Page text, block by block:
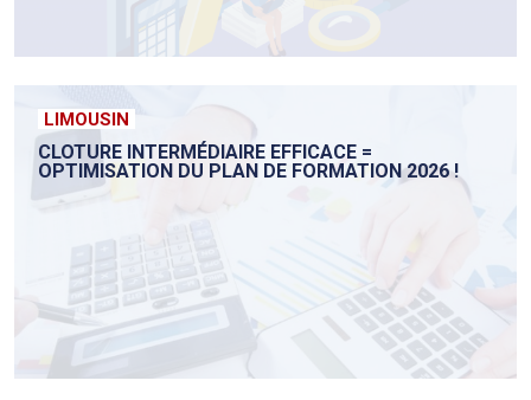
LIMOUSIN
CLOTURE INTERMÉDIAIRE EFFICACE =
OPTIMISATION DU PLAN DE FORMATION 2026 !